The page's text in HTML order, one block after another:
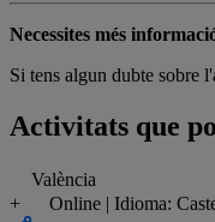
Necessites més
Si tens algun dubte sobre
Activitats que
València
+
Online | Idioma: